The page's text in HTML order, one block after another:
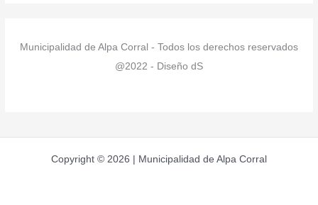
Municipalidad de Alpa Corral - Todos los derechos reservados
@2022 - Diseño dS
Copyright © 2026 | Municipalidad de Alpa Corral